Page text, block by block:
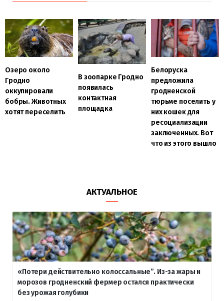
Озеро около
Гродно
оккупировали
бобры. Животных
хотят переселить
В зоопарке Гродно
появилась
контактная
площадка
Белоруска
предложила
гродненской
тюрьме поселить у
них кошек для
ресоциализации
заключенных. Вот
что из этого вышло
АКТУАЛЬНОЕ
«Потери действительно колоссальные”. Из-за жары и
морозов гродненский фермер остался практически
без урожая голубики